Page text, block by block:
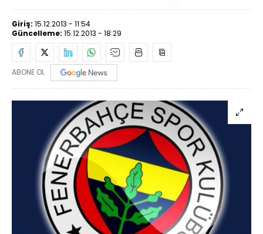
Giriş: 15.12.2013 - 11:54
Güncelleme: 15.12.2013 - 18:29
ABONE OL